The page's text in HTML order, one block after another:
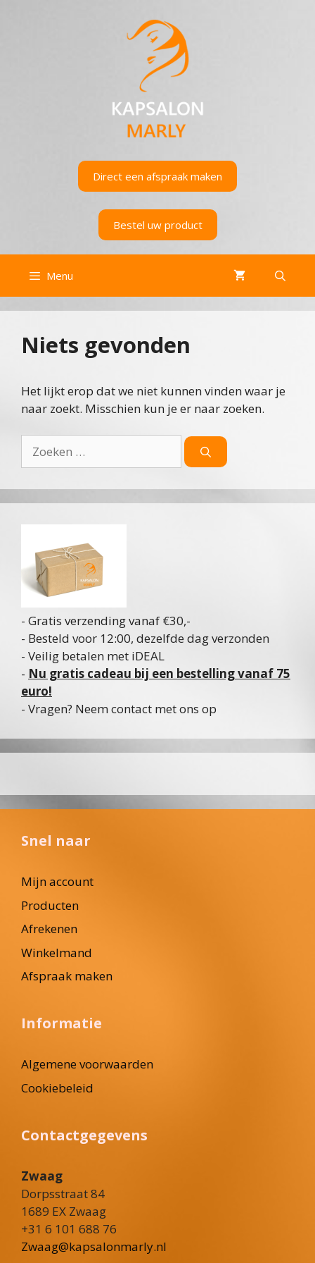
Direct een afspraak maken
Bestel uw product
Menu
Niets gevonden
Het lijkt erop dat we niet kunnen vinden waar je
naar zoekt. Misschien kun je er naar zoeken.
naar:
- Gratis verzending vanaf €30,-
- Besteld voor 12:00, dezelfde dag verzonden
- Veilig betalen met iDEAL
- Nu gratis cadeau bij een bestelling vanaf 75
euro!
- Vragen? Neem contact met ons op
Snel naar
Mijn account
Producten
Afrekenen
Winkelmand
Afspraak maken
Informatie
Algemene voorwaarden
Cookiebeleid
Contactgegevens
Zwaag
Dorpsstraat 84
1689 EX Zwaag
+31 6 101 688 76
Zwaag@kapsalonmarly.nl